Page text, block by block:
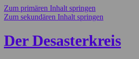
Zum primären Inhalt springen
Zum sekundären Inhalt springen
Der Desasterkreis